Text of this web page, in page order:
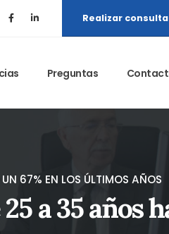
Realizar consulta
Preguntas
67% EN LOS ÚLTIMOS AÑOS
a 35 años